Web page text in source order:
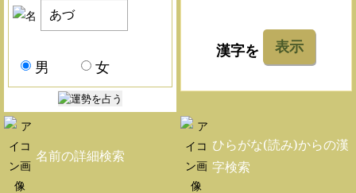
男 女
漢字を 表示
名前の詳細検索
ひらがな(読み)からの漢
字検索